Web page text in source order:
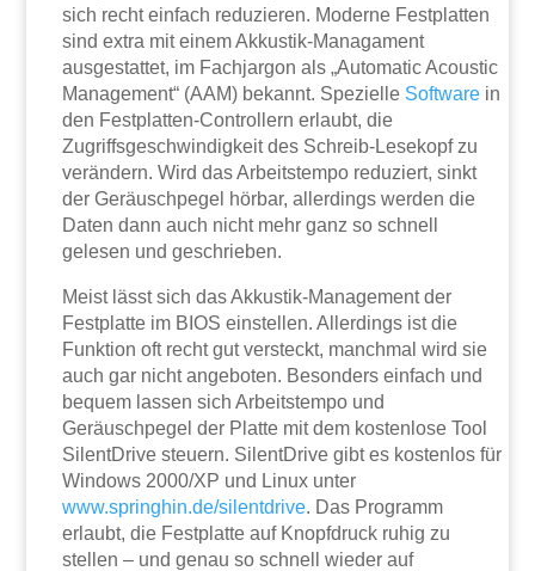
sich recht einfach reduzieren. Moderne Festplatten
sind extra mit einem Akkustik-Managament
ausgestattet, im Fachjargon als „Automatic Acoustic
Management“ (AAM) bekannt. Spezielle Software in
den Festplatten-Controllern erlaubt, die
Zugriffsgeschwindigkeit des Schreib-Lesekopf zu
verändern. Wird das Arbeitstempo reduziert, sinkt
der Geräuschpegel hörbar, allerdings werden die
Daten dann auch nicht mehr ganz so schnell
gelesen und geschrieben.
Meist lässt sich das Akkustik-Management der
Festplatte im BIOS einstellen. Allerdings ist die
Funktion oft recht gut versteckt, manchmal wird sie
auch gar nicht angeboten. Besonders einfach und
bequem lassen sich Arbeitstempo und
Geräuschpegel der Platte mit dem kostenlose Tool
SilentDrive steuern. SilentDrive gibt es kostenlos für
Windows 2000/XP und Linux unter
www.springhin.de/silentdrive. Das Programm
erlaubt, die Festplatte auf Knopfdruck ruhig zu
stellen – und genau so schnell wieder auf